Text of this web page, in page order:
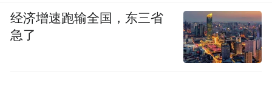
经济增速跑输全国，东三省
急了